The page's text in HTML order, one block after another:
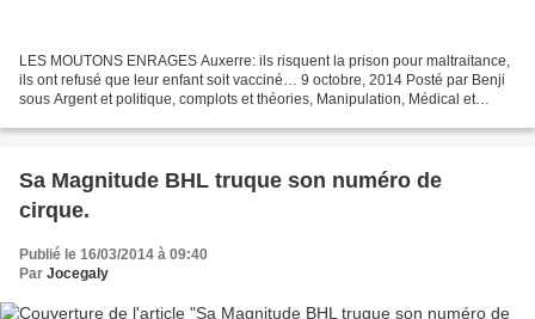
LES MOUTONS ENRAGES Auxerre: ils risquent la prison pour maltraitance,
ils ont refusé que leur enfant soit vacciné… 9 octobre, 2014 Posté par Benji
sous Argent et politique, complots et théories, Manipulation, Médical et
Sa Magnitude BHL truque son numéro de
cirque.
Publié le 16/03/2014 à 09:40
Par Jocegaly